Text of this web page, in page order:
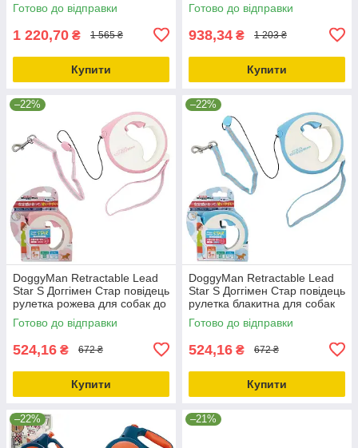
Готово до відправки
1 220,70 ₴ 1 565 ₴
Купити
Готово до відправки
938,34 ₴ 1 203 ₴
Купити
–22%
DoggyMan Retractable Lead
Star S Доггімен Стар повідець
рулетка рожева для собак до
10кг, трос 5м (92614)
Готово до відправки
524,16 ₴ 672 ₴
Купити
–22%
DoggyMan Retractable Lead
Star S Доггімен Стар повідець
рулетка блакитна для собак
до 10кг, трос 5м (92615)
Готово до відправки
524,16 ₴ 672 ₴
Купити
–22% –21%